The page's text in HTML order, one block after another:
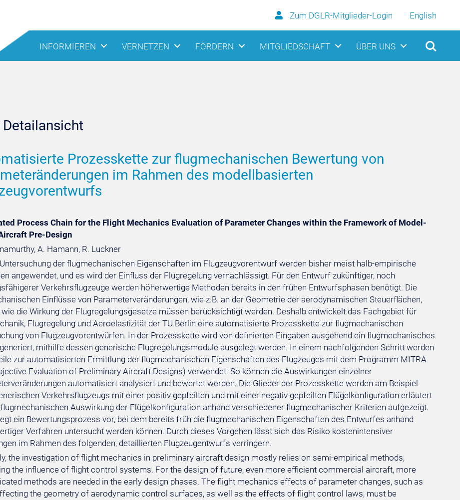
Zum DGLR-Mitglieder-Login English
INFORMIEREN VERNETZEN FÖRDERN MITGLIEDSCHAFT ÜBER UNS
Detailansicht
Prozesskette zur flugmechanischen Bewertung von
im Rahmen des modellbasierten
Process Chain for the Flight Mechanics Evaluation of Parameter Changes within the Framework of Model-
Pre-Design
A. Hamann, R. Luckner
der flugmechanischen Eigenschaften im Flugzeugvorentwurf werden bisher meist halb-empirische
angewendet, und es wird der Einfluss der Flugregelung vernachlässigt. Für den Entwurf zukünftiger, noch
Verkehrsflugzeuge werden höherwertige Methoden bereits in den frühen Entwurfsphasen benötigt. Die
Einflüsse von Parameterveränderungen, wie z.B. an der Geometrie der aerodynamischen Steuerflächen,
die Wirkung der Flugregelungsgesetze müssen berücksichtigt werden. Deshalb entwickelt das Fachgebiet für
Flugregelung und Aeroelastizität der TU Berlin eine automatisierte Prozesskette zur flugmechanischen
von Flugzeugvorentwürfen. In der Prozesskette wird von definierten Eingaben ausgehend ein flugmechanisches
mithilfe dessen generische Flugregelungsmodule ausgelegt werden. In einem nachfolgenden Schritt werden
zur automatisierten Ermittlung der flugmechanischen Eigenschaften des Flugzeuges mit dem Programm MITRA
Evaluation of Preliminary Aircraft Designs) verwendet. So können die Auswirkungen einzelner
automatisiert analysiert und bewertet werden. Die Glieder der Prozesskette werden am Beispiel
Verkehrsflugzeugs mit einer positiv gepfeilten und mit einer negativ gepfeilten Flügelkonfiguration erläutert
Auswirkung der Flügelkonfiguration anhand verschiedener flugmechanischer Kriterien aufgezeigt.
ein Bewertungsprozess vor, bei dem bereits früh die flugmechanischen Eigenschaften des Entwurfes anhand
Verfahren untersucht werden können. Durch dieses Vorgehen lässt sich das Risiko kostenintensiver
im Rahmen des folgenden, detaillierten Flugzeugentwurfs verringern.
the investigation of flight mechanics in preliminary aircraft design mostly relies on semi-empirical methods,
the influence of flight control systems. For the design of future, even more efficient commercial aircraft, more
methods are needed in the early design phases. The flight mechanics effects of parameter changes, such as
the geometry of aerodynamic control surfaces, as well as the effects of flight control laws, must be